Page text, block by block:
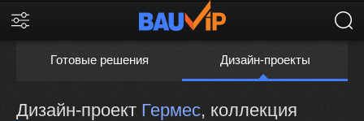
Готовые решения Дизайн-проекты
Дизайн-проект Гермес, коллекция